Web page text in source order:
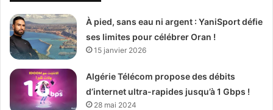
À pied, sans eau ni argent : YaniSport défie
ses limites pour célébrer Oran !
15 janvier 2026
Algérie Télécom propose des débits
d’internet ultra-rapides jusqu’à 1 Gbps !
28 mai 2024